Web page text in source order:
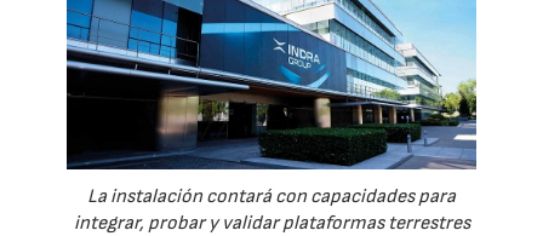
La instalación contará con capacidades para
integrar, probar y validar plataformas terrestres